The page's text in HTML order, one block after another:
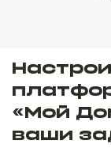
«Мой
ваши